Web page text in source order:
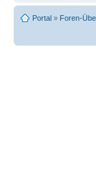
Portal » Foren-